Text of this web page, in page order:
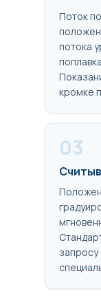
Поток
потока
кромке
03